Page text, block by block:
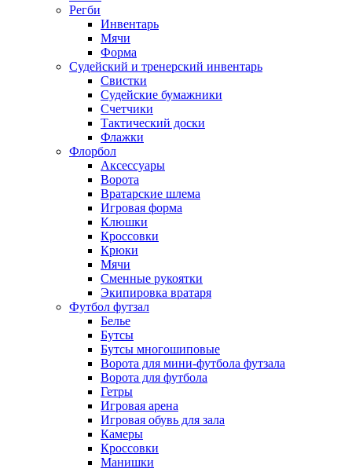
Регби
Инвентарь
Мячи
Форма
Судейский и тренерский инвентарь
Свистки
Судейские бумажники
Счетчики
Тактический доски
Флажки
Флорбол
Аксессуары
Ворота
Вратарские шлема
Игровая форма
Клюшки
Кроссовки
Крюки
Мячи
Сменные рукоятки
Экипировка вратаря
Футбол футзал
Белье
Бутсы
Бутсы многошиповые
Ворота для мини-футбола футзала
Ворота для футбола
Гетры
Игровая арена
Игровая обувь для зала
Камеры
Кроссовки
Манишки